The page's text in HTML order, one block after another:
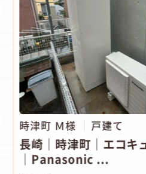
時津町 Ｍ様 戸建て
長崎｜時津町｜エコキ
｜Panasonic ...